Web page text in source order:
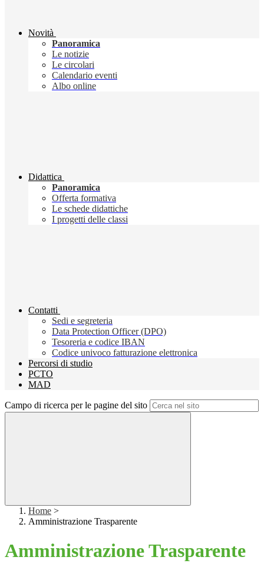
Novità
Panoramica
Le notizie
Le circolari
Calendario eventi
Albo online
Didattica
Panoramica
Offerta formativa
Le schede didattiche
I progetti delle classi
Contatti
Sedi e segreteria
Data Protection Officer (DPO)
Tesoreria e codice IBAN
Codice univoco fatturazione elettronica
Percorsi di studio
PCTO
MAD
Campo di ricerca per le pagine del sito
Home >
Amministrazione Trasparente
Amministrazione Trasparente